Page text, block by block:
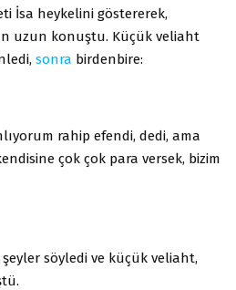
İsa heykelini göstererek,
uzun konuştu. Küçük veliaht
sonra birdenbire:
rahip efendi, dedi, ama
çok çok para versek, bizim
söyledi ve küçük veliaht,